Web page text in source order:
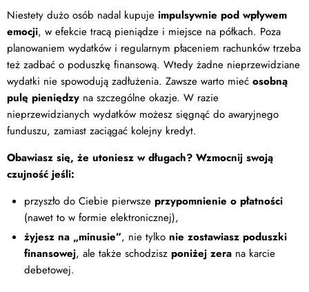
Niestety dużo osób nadal kupuje impulsywnie pod wpływem
emocji, w efekcie tracą pieniądze i miejsce na półkach. Poza
planowaniem wydatków i regularnym płaceniem rachunków trzeba
też zadbać o poduszkę finansową. Wtedy żadne nieprzewidziane
wydatki nie spowodują zadłużenia. Zawsze warto mieć osobną
pulę pieniędzy na szczególne okazje. W razie
nieprzewidzianych wydatków możesz sięgnąć do awaryjnego
funduszu, zamiast zaciągać kolejny kredyt.
Obawiasz się, że utoniesz w długach? Wzmocnij swoją
czujność jeśli:
przyszło do Ciebie pierwsze przypomnienie o płatności
(nawet to w formie elektronicznej),
żyjesz na „minusie”, nie tylko nie zostawiasz poduszki
finansowej, ale także schodzisz poniżej zera na karcie
debetowej.